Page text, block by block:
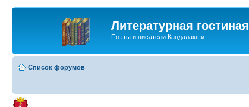
Литературная гостиная
Поэты и писатели Кандалакши
Список форумов